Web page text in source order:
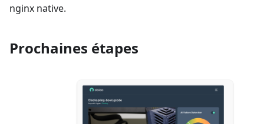
nginx native.
Prochaines étapes